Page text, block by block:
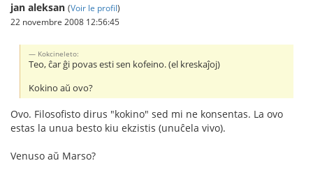
jan aleksan (Voir le profil)
22 novembre 2008 12:56:45
Kokcineleto:
Teo, ĉar ĝi povas esti sen kofeino. (el kreskaĵoj)
Kokino aŭ ovo?
Ovo. Filosofisto dirus "kokino" sed mi ne konsentas. La ovo
estas la unua besto kiu ekzistis (unuĉela vivo).
Venuso aŭ Marso?